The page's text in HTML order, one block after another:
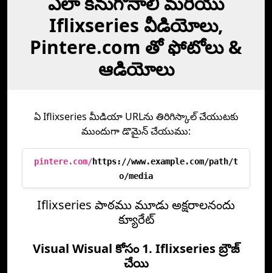
Iflixseries వీడియోలు,
Pintere.com తో ఫోటోలు &
ఆడియోలు
ఏ Iflixseries మీడియా URLను తిరిగిస్కాల్ చేయుటకు
ముందుగా డొమైన్ చేయుము:
pintere.com/https://www.example.com/path/t
o/media
Iflixseries పాఠము మూడు అక్షరాలనందు
క్యూరేట్
Visual Wisual కోసం 1. Iflixseries బ్రౌజ్
చేయి